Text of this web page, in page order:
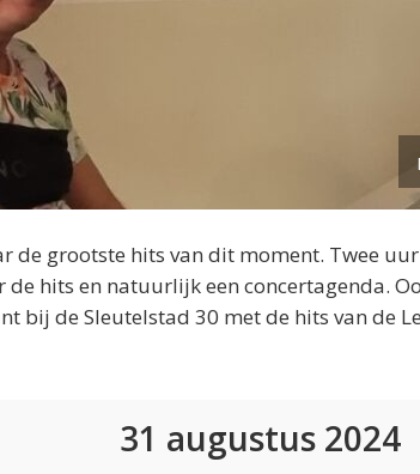
de grootste hits van dit moment. Twee
hits en natuurlijk een concertagenda.
bij de Sleutelstad 30 met de hits van de
31 augustus 2024